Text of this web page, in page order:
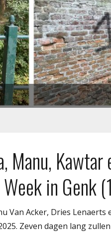
Manu,
in Genk
Van Acker, Dries
Zeven dagen lang